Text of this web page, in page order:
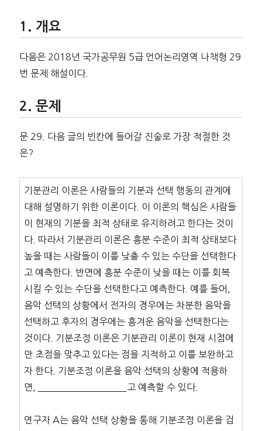
개요
다음은 2018년 국가공무원 5급 언어논리영역 나책형 29
번 문제 해설이다.
문제
문 29. 다음 글의 빈칸에 들어갈 진술로 가장 적절한 것
은?
기분관리 이론은 사람들의 기분과 선택 행동의 관계에
대해 설명하기 위한 이론이다. 이 이론의 핵심은 사람들
이 현재의 기분을 최적 상태로 유지하려고 한다는 것이
다. 따라서 기분관리 이론은 흥분 수준이 최적 상태보다
높을 때는 사람들이 이를 낮출 수 있는 수단을 선택한다
고 예측한다. 반면에 흥분 수준이 낮을 때는 이를 회복
시킬 수 있는 수단을 선택한다고 예측한다. 예를 들어,
음악 선택의 상황에서 전자의 경우에는 차분한 음악을
선택하고 후자의 경우에는 흥겨운 음악을 선택한다는
것이다. 기분조정 이론은 기분관리 이론이 현재 시점에
만 초점을 맞추고 있다는 점을 지적하고 이를 보완하고
자 한다. 기분조정 이론을 음악 선택의 상황에 적용하
면,
고 예측할 수 있다.
연구자 A는 음악 선택 상황을 통해 기분조정 이론을 검